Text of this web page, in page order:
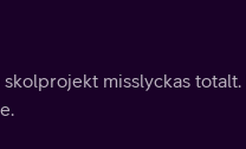
misslyckas totalt.